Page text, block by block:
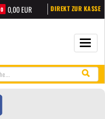
0,00 EUR
0 DIREKT ZUR KASSE